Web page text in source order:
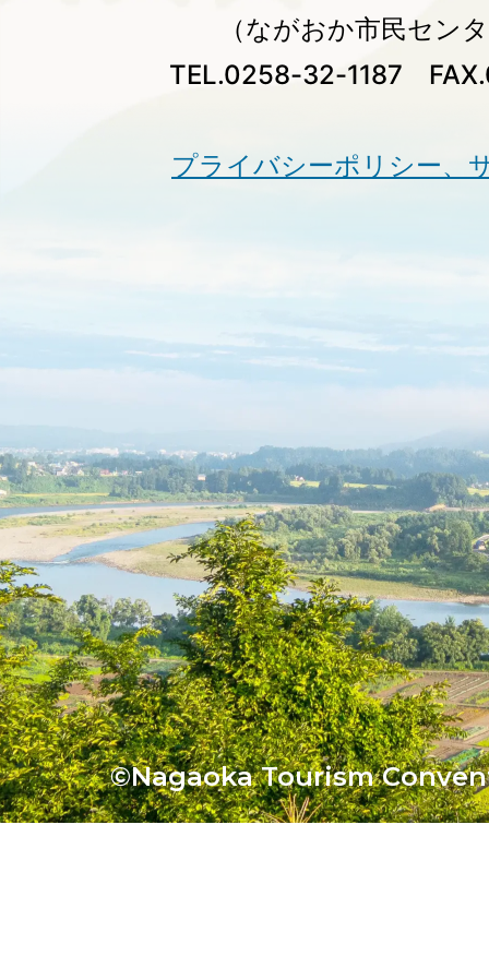
（ながおか市民セン
TEL.0258-32-1187
プライバシーポリシー、
©Nagaoka Tourism